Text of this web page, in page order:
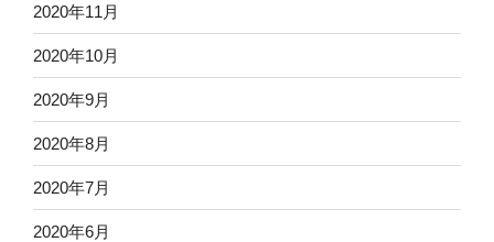
2020年11月
2020年10月
2020年9月
2020年8月
2020年7月
2020年6月